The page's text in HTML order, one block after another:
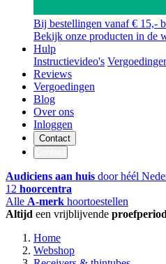
Bij bestellingen vanaf € 15,-
Bekijk onze producten in de
Hulp
Instructievideo's
Reviews
Vergoedingen
Blog
Over ons
Inloggen
Contact
Audiciens aan huis door héél
12 hoorcentra
Alle A-merk hoortoestellen
Altijd een vrijblijvende
Home
Webshop